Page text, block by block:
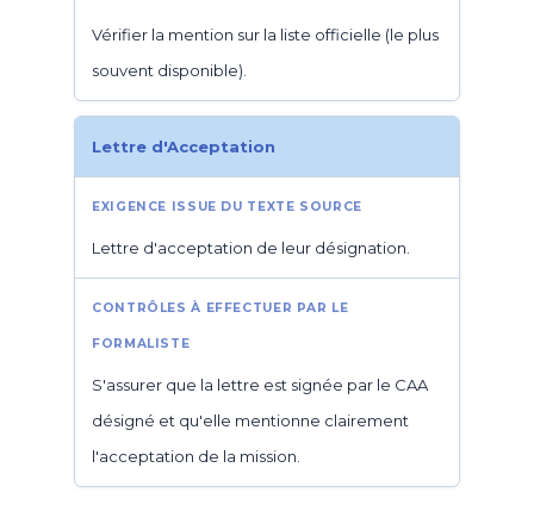
Vérifier la mention sur la liste officielle (le plus
souvent disponible).
Lettre d'Acceptation
Lettre d'acceptation de leur désignation.
S'assurer que la lettre est signée par le CAA
désigné et qu'elle mentionne clairement
l'acceptation de la mission.